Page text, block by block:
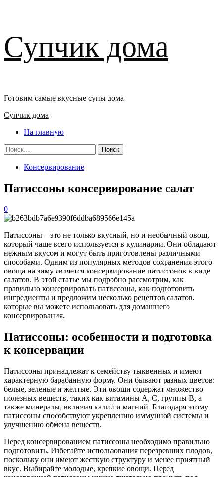
к
содержимому
Супчик дома
Готовим самые вкусные супы дома
Основное
Супчик дома
На главную
Найти:
Консервирование
Патиссоны консервирование салат
0
Патиссоны – это не только вкусный, но и необычный овощ,
который чаще всего используется в кулинарии. Они обладают
нежным вкусом и могут быть приготовлены различными
способами. Одним из популярных методов сохранения этого
овоща на зиму является консервирование патиссонов в виде
салатов. В этой статье мы подробно рассмотрим, как
правильно консервировать патиссоны, как подготовить
ингредиенты и предложим несколько рецептов салатов,
которые вы можете использовать для домашнего
консервирования.
Патиссоны: особенности и подготовка
к консервации
Патиссоны принадлежат к семейству тыквенных и имеют
характерную барабанную форму. Они бывают разных цветов:
белые, зеленые и желтые. Эти овощи содержат множество
полезных веществ, таких как витамины A, C, группы B, а
также минералы, включая калий и магний. Благодаря этому
патиссоны способствуют укреплению иммунной системы и
улучшению обмена веществ.
Перед консервированием патиссоны необходимо правильно
подготовить. Избегайте использования перезревших плодов,
поскольку они имеют жесткую структуру и менее приятный
вкус. Выбирайте молодые, крепкие овощи. Перед